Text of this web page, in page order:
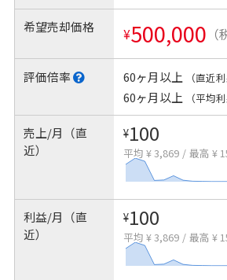
希望売却価格 ¥500,000 （
評価倍率 60ヶ月以上 （直近利
60ヶ月以上 （平均利
売上/月（直
近）
¥100
平均 ¥ 3,869 / 最高 ¥
利益/月（直
近）
¥100
平均 ¥ 3,869 / 最高 ¥